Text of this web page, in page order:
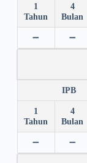
1
Tahun
4
Bulan
➖ ➖
IPB
1
Tahun
4
Bulan
➖ ➖